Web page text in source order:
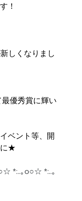
！
しくなりまし
優秀賞に輝い
ベント等、開
に★
*:..｡o○☆ *:..｡